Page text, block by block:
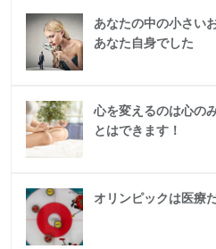
あなたの中の小さい
あなた自身でした
心を変えるのは心の
とはできます！
オリンピックは医療